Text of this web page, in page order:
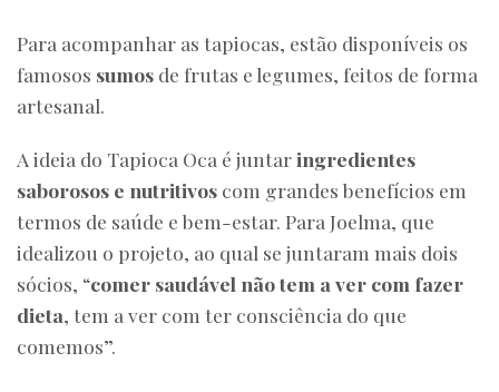
Para acompanhar as tapiocas, estão disponíveis os
famosos sumos de frutas e legumes, feitos de forma
artesanal.
A ideia do Tapioca Oca é juntaringredientes
saborosos e nutritivos com grandes benefícios em
termos de saúde e bem-estar. Para Joelma, que
idealizou o projeto, ao qual se juntaram mais dois
sócios, “comer saudável não tem a ver com fazer
dieta, tem a ver com ter consciência do que
comemos”.